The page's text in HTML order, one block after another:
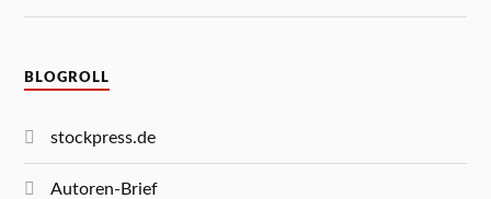
BLOGROLL
stockpress.de
Autoren-Brief